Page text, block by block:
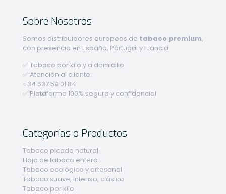
Sobre Nosotros
Somos distribuidores europeos de tabaco premium,
con presencia en España, Portugal y Francia.
✅ Tabaco por kilo y a domicilio
✅ Atención al cliente:
+34 637 59 01 84
✅ Plataforma 100% segura y confidencial
Categorías o Productos
Tabaco picado natural
Hoja de tabaco entera
Tabaco ecológico y artesanal
Tabaco suave, intenso, clásico
Tabaco por kilo